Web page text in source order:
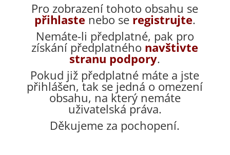
Pro zobrazení tohoto obsahu se
přihlaste nebo se registrujte.
Nemáte-li předplatné, pak pro
získání předplatného navštivte
stranu podpory.
Pokud již předplatné máte a jste
přihlášen, tak se jedná o omezení
obsahu, na který nemáte
uživatelská práva.
Děkujeme za pochopení.